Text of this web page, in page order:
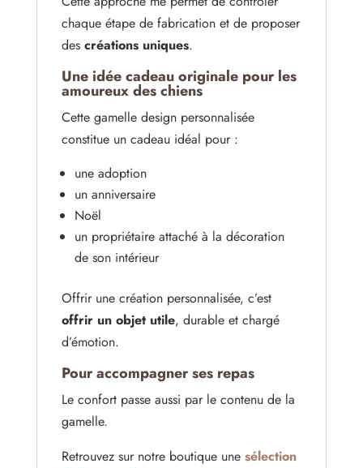
chaque étape de fabrication et de proposer
des créations uniques.
Une idée cadeau originale pour les
amoureux des chiens
Cette gamelle design personnalisée
constitue un cadeau idéal pour :
une adoption
un anniversaire
Noël
un propriétaire attaché à la décoration
de son intérieur
Offrir une création personnalisée, c’est
offrir un objet utile, durable et chargé
d’émotion.
Pour accompagner ses repas
Le confort passe aussi par le contenu de la
gamelle.
Retrouvez sur notre boutique une sélection